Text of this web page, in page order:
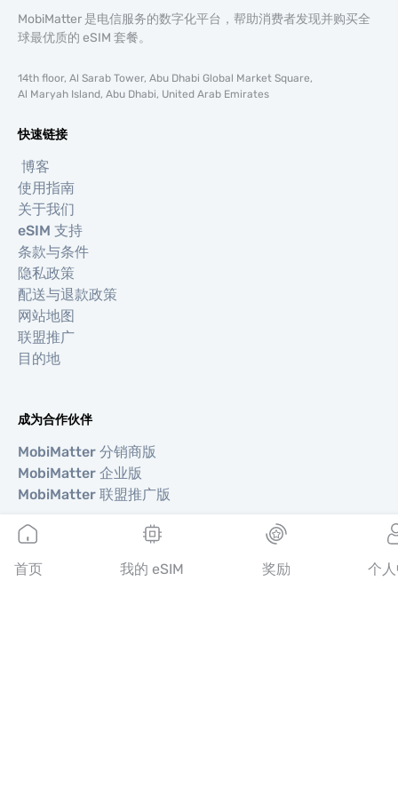
MobiMatter 是电信服务的数字化平台，帮助消费者发现并购买全
球最优质的 eSIM 套餐。
14th floor, Al Sarab Tower, Abu Dhabi Global Market Square,
Al Maryah Island, Abu Dhabi, United Arab Emirates
快速链接
博客
使用指南
关于我们
eSIM 支持
条款与条件
隐私政策
配送与退款政策
网站地图
联盟推广
目的地
成为合作伙伴
MobiMatter 分销商版
MobiMatter 企业版
MobiMatter 联盟推广版
首页 我的 eSIM 奖励 个